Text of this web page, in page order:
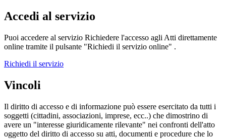
Accedi al servizio
Puoi accedere al servizio Richiedere l'accesso agli Atti direttamente
online tramite il pulsante "Richiedi il servizio online" .
Richiedi il servizio
Vincoli
Il diritto di accesso e di informazione può essere esercitato da tutti i
soggetti (cittadini, associazioni, imprese, ecc..) che dimostrino di
avere un "interesse giuridicamente rilevante" nei confronti dell'atto
oggetto del diritto di accesso su atti, documenti e procedure che lo